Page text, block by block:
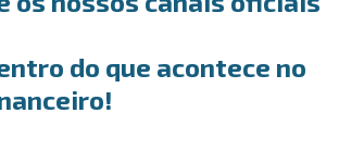
do que acontece no